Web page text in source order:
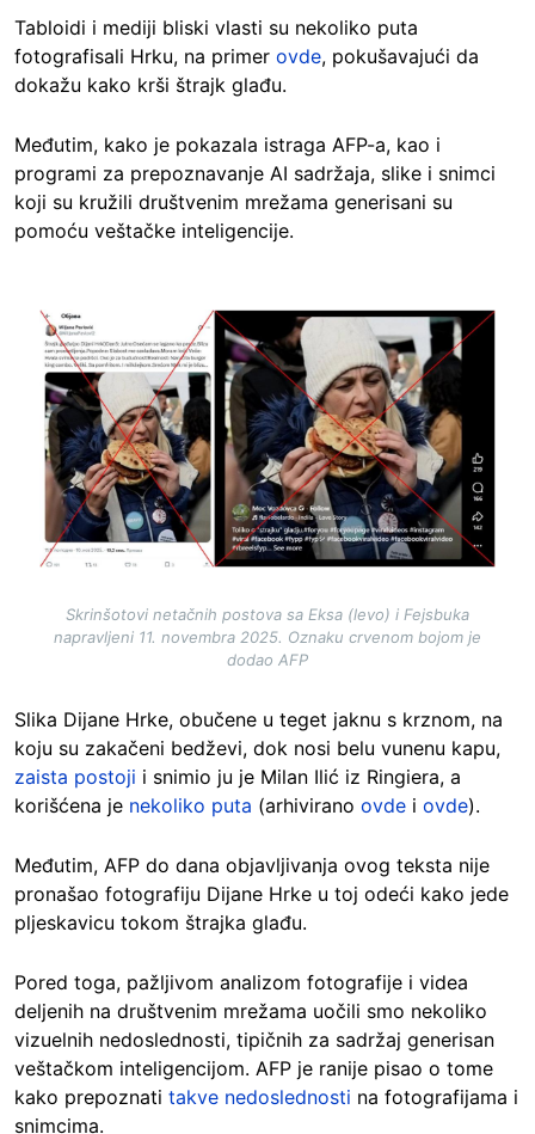
Tabloidi i mediji bliski vlasti su nekoliko puta
fotografisali Hrku, na primer ovde, pokušavajući da
dokažu kako krši štrajk glađu.
Međutim, kako je pokazala istraga AFP-a, kao i
programi za prepoznavanje AI sadržaja, slike i snimci
koji su kružili društvenim mrežama generisani su
pomoću veštačke inteligencije.
Image
Skrinšotovi netačnih postova sa Eksa (levo) i Fejsbuka
napravljeni 11. novembra 2025. Oznaku crvenom bojom je
dodao AFP
Slika Dijane Hrke, obučene u teget jaknu s krznom, na
koju su zakačeni bedževi, dok nosi belu vunenu kapu,
zaista postoji i snimio ju je Milan Ilić iz Ringiera, a
korišćena je nekoliko puta (arhivirano ovde i ovde).
Međutim, AFP do dana objavljivanja ovog teksta nije
pronašao fotografiju Dijane Hrke u toj odeći kako jede
pljeskavicu tokom štrajka glađu.
Pored toga, pažljivom analizom fotografije i videa
deljenih na društvenim mrežama uočili smo nekoliko
vizuelnih nedoslednosti, tipičnih za sadržaj generisan
veštačkom inteligencijom. AFP je ranije pisao o tome
kako prepoznati takve nedoslednosti na fotografijama i
snimcima.